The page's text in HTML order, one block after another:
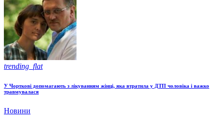
trending_flat
У Чорткові допомагають з лікуванням жінці, яка втратила у ДТП чоловіка і важко
травмувалася
Новини